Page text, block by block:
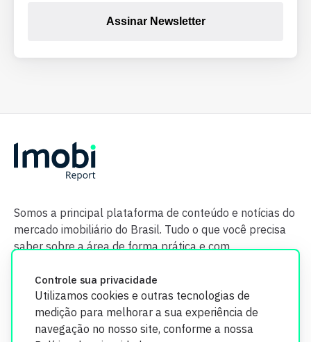
Controle sua privacidade
Utilizamos cookies e outras tecnologias de
medição para melhorar a sua experiência de
navegação no nosso site, conforme a nossa
Assinar Newsletter
Somos a principal plataforma de conteúdo e notícias do
mercado imobiliário do Brasil. Tudo o que você precisa
saber sobre a área de forma prática e com